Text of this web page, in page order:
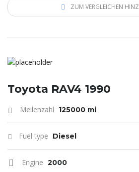
ZUM VERGLEICHEN
Toyota RAV4 1990
Meilenzahl 125000 mi
Fuel type Diesel
Engine 2000